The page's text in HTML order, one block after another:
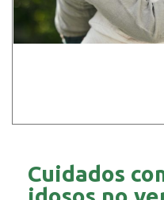
Cuidados